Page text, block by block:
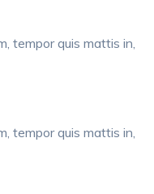
tempor quis mattis in,
tempor quis mattis in,